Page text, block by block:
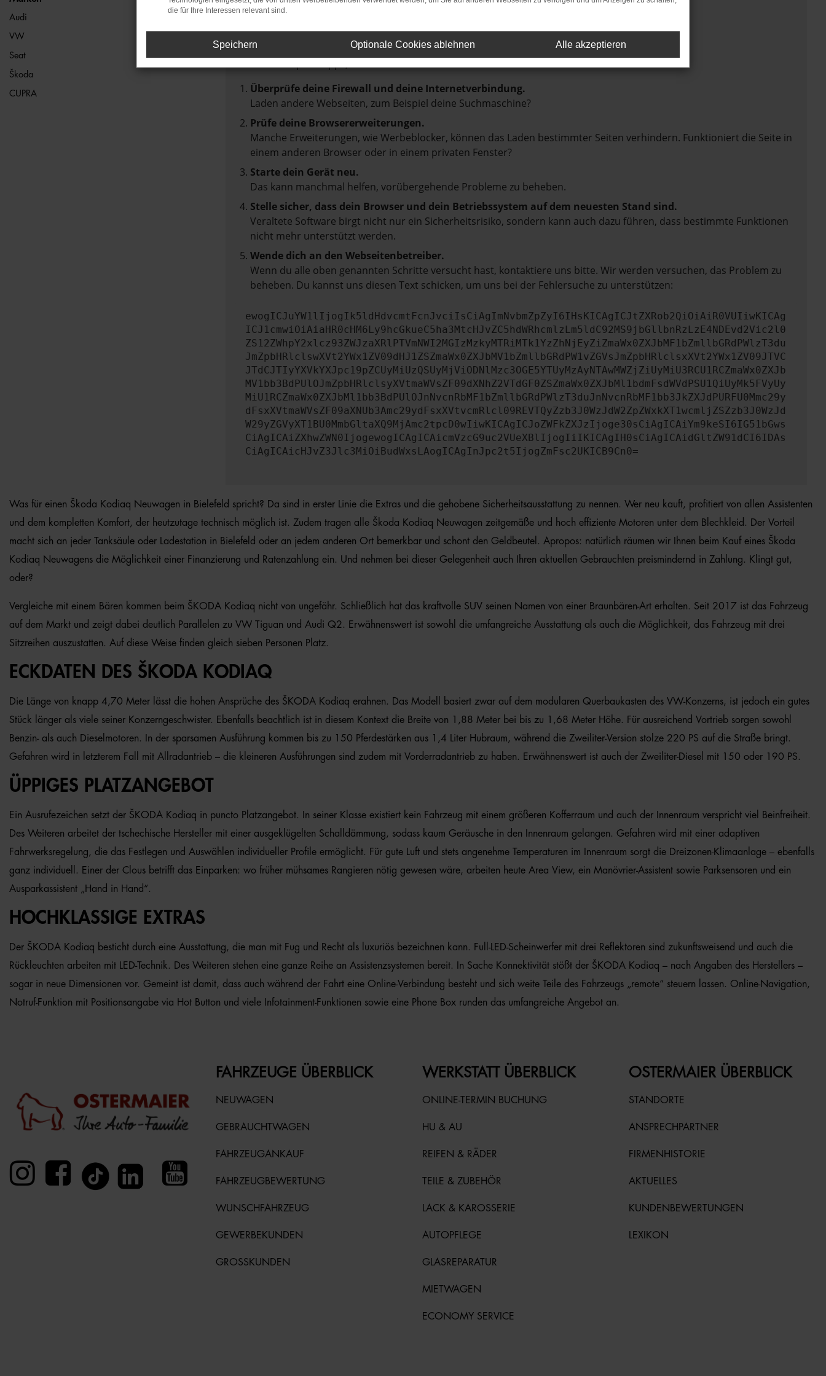
Audi
VW
Seat
Škoda
CUPRA
Beim Laden ist ein Fehler aufgetreten.
Hier sind ein paar Tipps, die dir helfen können:
Überprüfe deine Firewall und deine Internetverbindung.
Laden andere Webseiten, zum Beispiel deine Suchmaschine?
Prüfe deine Browsererweiterungen.
Manche Erweiterungen, wie Werbeblocker, können das Laden bestimmter Seiten verhindern. Funktioniert die Seite in
einem anderen Browser oder in einem privaten Fenster?
Starte dein Gerät neu.
Das kann manchmal helfen, vorübergehende Probleme zu beheben.
Stelle sicher, dass dein Browser und dein Betriebssystem auf dem neuesten Stand sind.
Veraltete Software birgt nicht nur ein Sicherheitsrisiko, sondern kann auch dazu führen, dass bestimmte Funktionen
nicht mehr unterstützt werden.
Wende dich an den Webseitenbetreiber.
Wenn du alle oben genannten Schritte versucht hast, kontaktiere uns bitte. Wir werden versuchen, das Problem zu
beheben. Du kannst uns diesen Text schicken, um uns bei der Fehlersuche zu unterstützen:
ewogICJuYW1lIjogIk5ldHdvcmtFcnJvciIsCiAgImNvbmZpZyI6IHsKICAgICJtZXRob2QiOiAiR0VUIiwKICAg
ICJ1cmwiOiAiaHR0cHM6Ly9hcGkueC5ha3MtcHJvZC5hdWRhcmlzLm5ldC92MS9jbGllbnRzLzE4NDEvd2Vic2l0
ZS12ZWhpY2xlcz93ZWJzaXRlPTVmNWI2MGIzMzkyMTRiMTk1YzZhNjEyZiZmaWx0ZXJbMF1bZmllbGRdPWlzT3du
JmZpbHRlclswXVt2YWx1ZV09dHJ1ZSZmaWx0ZXJbMV1bZmllbGRdPW1vZGVsJmZpbHRlclsxXVt2YWx1ZV09JTVC
JTdCJTIyYXVkYXJpc19pZCUyMiUzQSUyMjViODNlMzc3OGE5YTUyMzAyNTAwMWZjZiUyMiU3RCU1RCZmaWx0ZXJb
MV1bb3BdPUlOJmZpbHRlclsyXVtmaWVsZF09dXNhZ2VTdGF0ZSZmaWx0ZXJbMl1bdmFsdWVdPSU1QiUyMk5FVyUy
MiU1RCZmaWx0ZXJbMl1bb3BdPUlOJnNvcnRbMF1bZmllbGRdPWlzT3duJnNvcnRbMF1bb3JkZXJdPURFU0Mmc29y
dFsxXVtmaWVsZF09aXNUb3Amc29ydFsxXVtvcmRlcl09REVTQyZzb3J0WzJdW2ZpZWxkXT1wcmljZSZzb3J0WzJd
W29yZGVyXT1BU0MmbGltaXQ9MjAmc2tpcD0wIiwKICAgICJoZWFkZXJzIjoge30sCiAgICAiYm9keSI6IG51bGws
CiAgICAiZXhwZWN0IjogewogICAgICAicmVzcG9uc2VUeXBlIjogIiIKICAgIH0sCiAgICAidGltZW91dCI6IDAs
CiAgICAicHJvZ3Jlc3MiOiBudWxsLAogICAgInJpc2t5IjogZmFsc2UKICB9Cn0=
Was für einen Škoda Kodiaq Neuwagen in Bielefeld spricht? Da sind in erster Linie die Extras und die gehobene Sicherheitsausstattung zu nennen. Wer neu kauft, profitiert von allen Assistenten
und dem kompletten Komfort, der heutzutage technisch möglich ist. Zudem tragen alle Škoda Kodiaq Neuwagen zeitgemäße und hoch effiziente Motoren unter dem Blechkleid. Der Vorteil
macht sich an jeder Tanksäule oder Ladestation in Bielefeld oder an jedem anderen Ort bemerkbar und schont den Geldbeutel. Apropos: natürlich räumen wir Ihnen beim Kauf eines Škoda
Kodiaq Neuwagens die Möglichkeit einer Finanzierung und Ratenzahlung ein. Und nehmen bei dieser Gelegenheit auch Ihren aktuellen Gebrauchten preismindernd in Zahlung. Klingt gut,
oder?
Vergleiche mit einem Bären kommen beim ŠKODA Kodiaq nicht von ungefähr. Schließlich hat das kraftvolle SUV seinen Namen von einer Braunbären-Art erhalten. Seit 2017 ist das Fahrzeug
auf dem Markt und zeigt dabei deutlich Parallelen zu VW Tiguan und Audi Q2. Erwähnenswert ist sowohl die umfangreiche Ausstattung als auch die Möglichkeit, das Fahrzeug mit drei
Sitzreihen auszustatten. Auf diese Weise finden gleich sieben Personen Platz.
ECKDATEN DES ŠKODA KODIAQ
Die Länge von knapp 4,70 Meter lässt die hohen Ansprüche des ŠKODA Kodiaq erahnen. Das Modell basiert zwar auf dem modularen Querbaukasten des VW-Konzerns, ist jedoch ein gutes
Stück länger als viele seiner Konzerngeschwister. Ebenfalls beachtlich ist in diesem Kontext die Breite von 1,88 Meter bei bis zu 1,68 Meter Höhe. Für ausreichend Vortrieb sorgen sowohl
Benzin- als auch Dieselmotoren. In der sparsamen Ausführung kommen bis zu 150 Pferdestärken aus 1,4 Liter Hubraum, während die Zweiliter-Version stolze 220 PS auf die Straße bringt.
Gefahren wird in letzterem Fall mit Allradantrieb – die kleineren Ausführungen sind zudem mit Vorderradantrieb zu haben. Erwähnenswert ist auch der Zweiliter-Diesel mit 150 oder 190 PS.
ÜPPIGES PLATZANGEBOT
Ein Ausrufezeichen setzt der ŠKODA Kodiaq in puncto Platzangebot. In seiner Klasse existiert kein Fahrzeug mit einem größeren Kofferraum und auch der Innenraum verspricht viel Beinfreiheit.
Des Weiteren arbeitet der tschechische Hersteller mit einer ausgeklügelten Schalldämmung, sodass kaum Geräusche in den Innenraum gelangen. Gefahren wird mit einer adaptiven
Fahrwerksregelung, die das Festlegen und Auswählen individueller Profile ermöglicht. Für gute Luft und stets angenehme Temperaturen im Innenraum sorgt die Dreizonen-Klimaanlage – ebenfalls
ganz individuell. Einer der Clous betrifft das Einparken: wo früher mühsames Rangieren nötig gewesen wäre, arbeiten heute Area View, ein Manövrier-Assistent sowie Parksensoren und ein
Ausparkassistent „Hand in Hand“.
HOCHKLASSIGE EXTRAS
Der ŠKODA Kodiaq besticht durch eine Ausstattung, die man mit Fug und Recht als luxuriös bezeichnen kann. Full-LED-Scheinwerfer mit drei Reflektoren sind zukunftsweisend und auch die
Rückleuchten arbeiten mit LED-Technik. Des Weiteren stehen eine ganze Reihe an Assistenzsystemen bereit. In Sache Konnektivität stößt der ŠKODA Kodiaq – nach Angaben des Herstellers –
sogar in neue Dimensionen vor. Gemeint ist damit, dass auch während der Fahrt eine Online-Verbindung besteht und sich weite Teile des Fahrzeugs „remote“ steuern lassen. Online-Navigation,
Notruf-Funktion mit Positionsangabe via Hot Button und viele Infotainment-Funktionen sowie eine Phone Box runden das umfangreiche Angebot an.
FAHRZEUGE ÜBERBLICK
NEUWAGEN
GEBRAUCHTWAGEN
FAHRZEUGANKAUF
FAHRZEUGBEWERTUNG
WUNSCHFAHRZEUG
GEWERBEKUNDEN
GROSSKUNDEN
WERKSTATT ÜBERBLICK
ONLINE-TERMIN BUCHUNG
HU & AU
REIFEN & RÄDER
TEILE & ZUBEHÖR
LACK & KAROSSERIE
AUTOPFLEGE
GLASREPARATUR
MIETWAGEN
ECONOMY SERVICE
OSTERMAIER ÜBERBLICK
STANDORTE
ANSPRECHPARTNER
FIRMENHISTORIE
AKTUELLES
KUNDENBEWERTUNGEN
LEXIKON
die für Ihre Interessen relevant sind.
Speichern Optionale Cookies ablehnen Alle akzeptieren